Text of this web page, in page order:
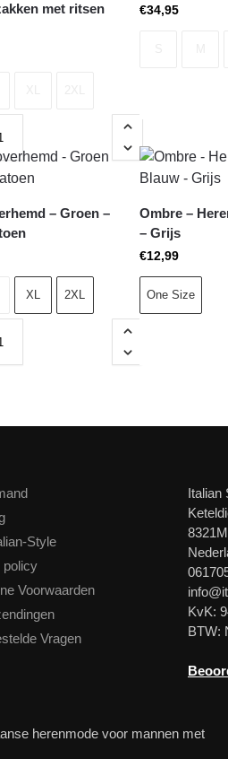
met ritsen
€34,95
– Groen –
XL 2XL
Ombre –
– Grijs
€12,99
One Size
Style
policy
Voorwaarden
Vragen
Italian
KvK:
BTW:
herenmode voor mannen met